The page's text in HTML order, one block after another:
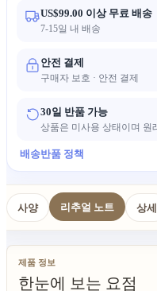
US$99.00 이상 무료 배송
7-15일 내 배송
안전 결제
구매자 보호 · 안전 결제
30일 반품 가능
상품은 미사용 상태이며 원
배송반품 정책
사양 리추얼 노트 상세
제품 정보
한눈에 보는 요점